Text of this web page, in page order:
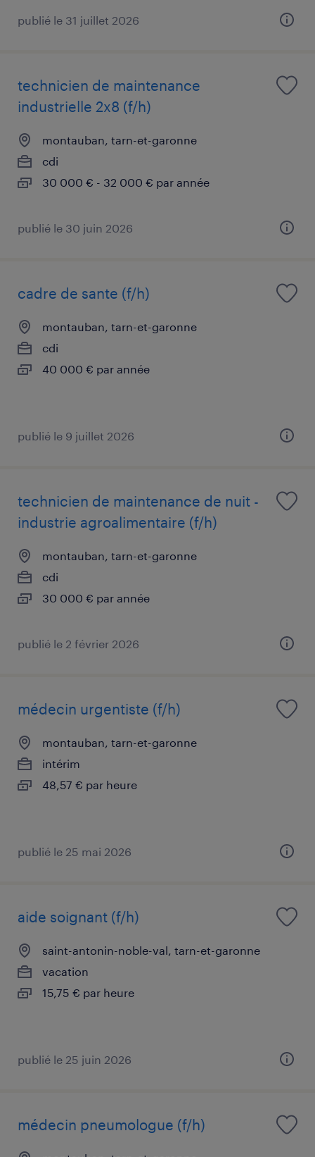
publié le 31 juillet 2026
technicien de maintenance
industrielle 2x8 (f/h)
montauban, tarn-et-garonne
cdi
30 000 € - 32 000 € par année
publié le 30 juin 2026
cadre de sante (f/h)
montauban, tarn-et-garonne
cdi
40 000 € par année
publié le 9 juillet 2026
technicien de maintenance de nuit -
industrie agroalimentaire (f/h)
montauban, tarn-et-garonne
cdi
30 000 € par année
publié le 2 février 2026
médecin urgentiste (f/h)
montauban, tarn-et-garonne
intérim
48,57 € par heure
publié le 25 mai 2026
aide soignant (f/h)
saint-antonin-noble-val, tarn-et-garonne
vacation
15,75 € par heure
publié le 25 juin 2026
médecin pneumologue (f/h)